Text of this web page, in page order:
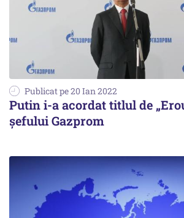
Publicat pe 20 Ian 2022
Putin i-a acordat titlul de
șefului Gazprom